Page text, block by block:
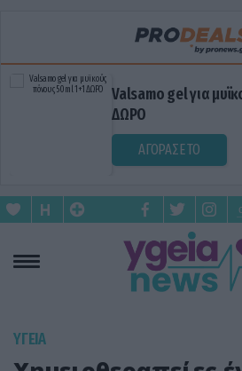
Valsamo gel για
ΔΩΡΟ
ΑΓΟΡΑΣΕ ΤΟ
ΥΓΕΙΑ